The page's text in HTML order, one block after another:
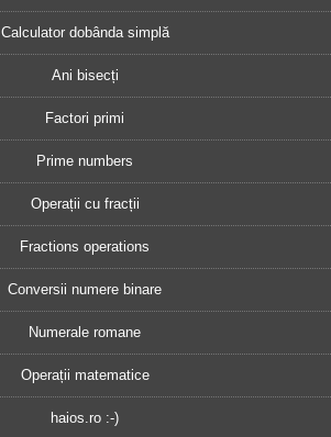
Calculator dobânda simplă
Ani bisecți
Factori primi
Prime numbers
Operații cu fracții
Fractions operations
Conversii numere binare
Numerale romane
Operații matematice
haios.ro :-)